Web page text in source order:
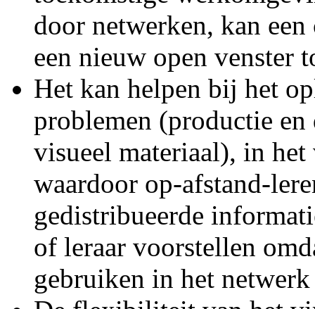
door netwerken, kan
een nieuw open venster
Het kan helpen bij het
problemen (productie
visueel materiaal), in
waardoor op-afstand-
gedistribueerde
of leraar voorstellen
gebruiken in het